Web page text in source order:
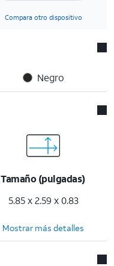
Compara otro dispositivo
Negro
Tamaño (pulgadas)
5.85 x 2.59 x 0.83
Mostrar más detalles